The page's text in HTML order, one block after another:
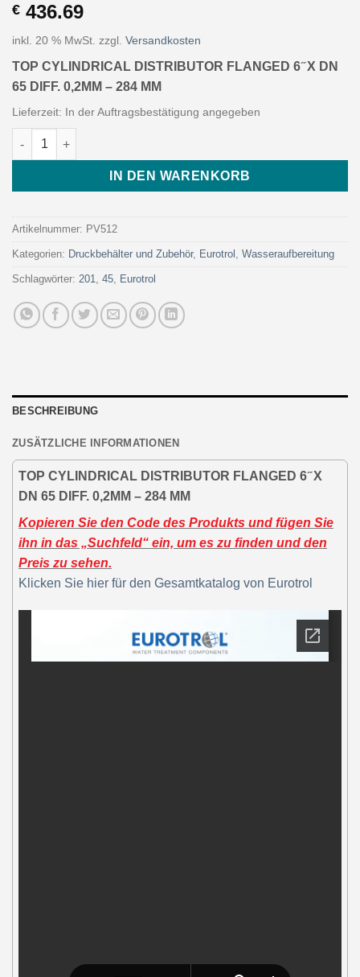
€ 436.69
inkl. 20 % MwSt. zzgl. Versandkosten
TOP CYLINDRICAL DISTRIBUTOR FLANGED 6 ̋ X DN
65 DIFF. 0,2MM – 284 MM
Lieferzeit: In der Auftragsbestätigung angegeben
TOP CYLINDRICAL DISTRIBUTOR FLANGED 6 ̋ X DN 65 DIFF.
IN DEN WARENKORB
Artikelnummer: PV512
Kategorien: Druckbehälter und Zubehör, Eurotrol , Wasseraufbereitung
Schlagwörter: 201, 45, Eurotrol
BESCHREIBUNG
ZUSÄTZLICHE INFORMATIONEN
TOP CYLINDRICAL DISTRIBUTOR FLANGED 6 ̋ X
DN 65 DIFF. 0,2MM – 284 MM
Kopieren Sie den Code des Produkts und fügen Sie
ihn in das „Suchfeld“ ein, um es zu finden und den
Preis zu sehen.
Klicken Sie hier für den Gesamtkatalog von Eurotrol